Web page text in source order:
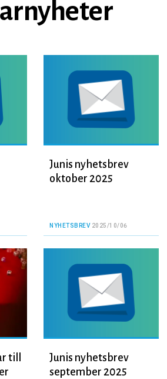
Junis nyhetsbrev
oktober 2025
NYHETSBREV 2025/10/06
till
Junis nyhetsbrev
september 2025